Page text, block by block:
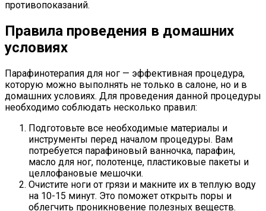
противопоказаний.
Правила проведения в домашних
условиях
Парафинотерапия для ног — эффективная процедура,
которую можно выполнять не только в салоне, но и в
домашних условиях. Для проведения данной процедуры
необходимо соблюдать несколько правил:
Подготовьте все необходимые материалы и
инструменты перед началом процедуры. Вам
потребуется парафиновый ванночка, парафин,
масло для ног, полотенце, пластиковые пакеты и
целлофановые мешочки.
Очистите ноги от грязи и макните их в теплую воду
на 10-15 минут. Это поможет открыть поры и
облегчить проникновение полезных веществ.